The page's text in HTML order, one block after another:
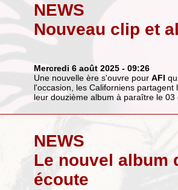
NEWS
Nouveau clip et
Mercredi 6 août 2025 - 09:26
Une nouvelle ère s'ouvre pour AFI
l'occasion, les Californiens
leur douzième album à paraître le 03
NEWS
Le nouvel album
écoute